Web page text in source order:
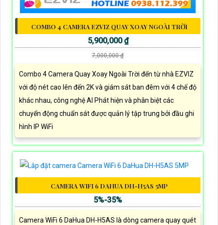
COMBO 4 CAMERA EZVIZ QUAY XOAY NGOÀI TRỜI
5,900,000 ₫
7,000,000 ₫
Combo 4 Camera Quay Xoay Ngoài Trời đến từ nhà EZVIZ
với độ nét cao lên đến 2K và giám sát ban đêm với 4 chế độ
khác nhau, công nghệ AI Phát hiện và phân biệt các
chuyển động chuẩn sát được quản lý tập trung bởi đầu ghi
hình IP WiFi
CAMERA WIFI 6 DAHUA DH-H5AS 5MP
5%-35%
Camera WiFi 6 DaHua DH-H5AS là dòng camera quay quét